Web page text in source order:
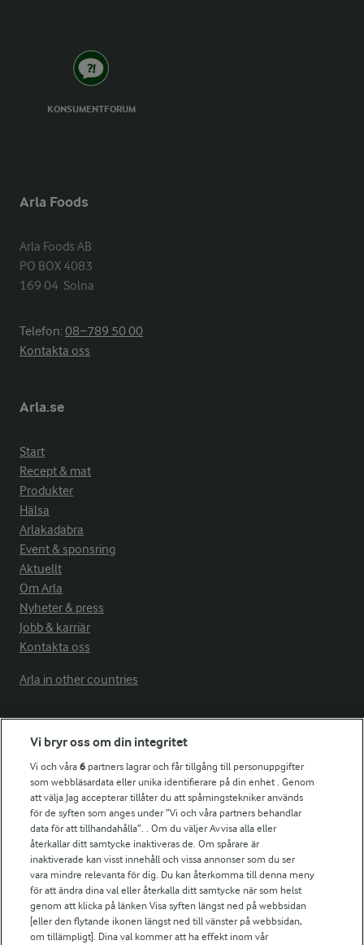
KONSUMENTFORUM
Arla Foods
Arla Foods AB
PO BOX 4083
169 04  Solna
Telefon:08−789 50 00
Kontakta oss
Arla.se
Start
Recept & mat
Produkter
Hälsa
Arlakadabra
Event & sponsring
Aktuellt
Om Arla
Nyheter & press
Jobb & karriär
Kontakta oss
Arla in other countries
Fler Arlasajter
För ägare
Arlas kundportal
Arla.com
Falbygdens Ost
Arla webbshop
Bildbank
Vi bryr oss om din integritet
Vi och våra6 partners lagrar och får tillgång till personuppgifter
som webbläsardata eller unika identifierare på din enhet . Genom
att välja Jag accepterar tillåter du att spårningstekniker används
för de syften som anges under ”Vi och våra partners behandlar
data för att tillhandahålla”. . Om du väljer Avvisa alla eller
återkallar ditt samtycke inaktiveras de. Om spårare är
inaktiverade kan visst innehåll och vissa annonser som du ser
vara mindre relevanta för dig. Du kan återkomma till denna meny
för att ändra dina val eller återkalla ditt samtycke när som helst
genom att klicka på länken Visa syften längst ned på webbsidan
[eller den flytande ikonen längst ned till vänster på webbsidan,
om tillämpligt]. Dina val kommer att ha effekt inom vår